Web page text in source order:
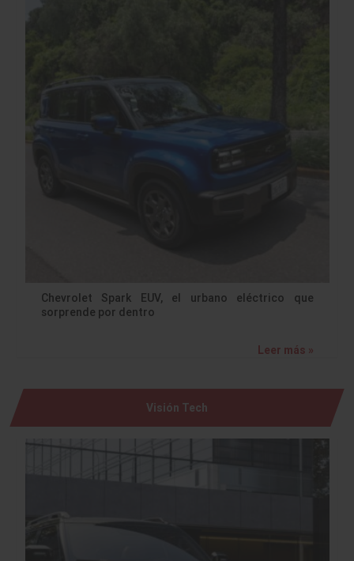
Chevrolet Spark EUV, el urbano eléctrico que
sorprende por dentro
Leer más »
Visión Tech